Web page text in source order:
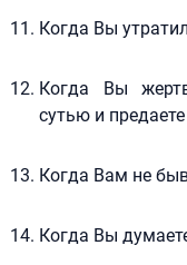
Когда Вы
Когда Вы
сутью и
Когда Вам не
Когда Вы